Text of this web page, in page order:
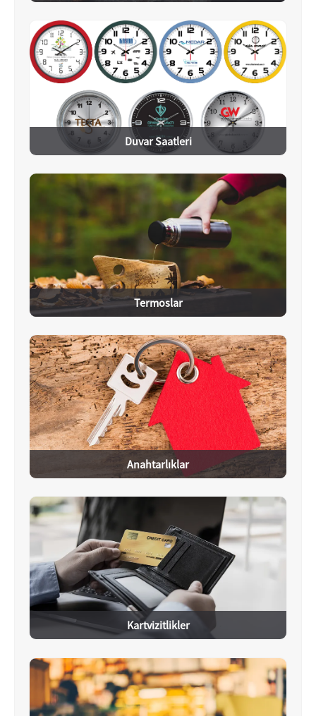
Duvar Saatleri
Termoslar
Anahtarlıklar
Kartvizitlikler